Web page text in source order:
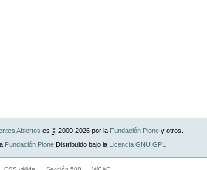
Abiertos es ©2000-2026 por la Fundación Ploney otros.
Fundación PloneDistribuido bajo la Licencia GNU GPL